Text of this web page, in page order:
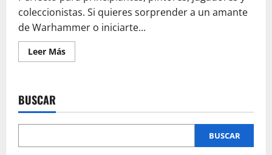
coleccionistas. Si quieres sorprender a un amante
de Warhammer o iniciarte...
Leer MásLeer
más
Warhammer
Las
ideas
BUSCAR
BUSCAR